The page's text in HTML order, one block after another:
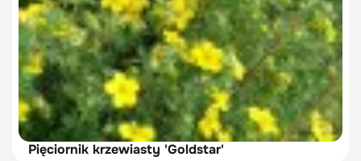
Pięciornik krzewiasty 'Goldstar'